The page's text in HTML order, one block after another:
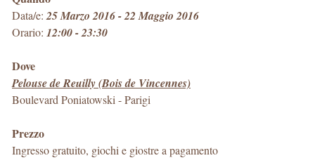
Data/e: 25 Marzo 2016 - 22 Maggio 2016
Orario: 12:00 - 23:30
Dove
Pelouse de Reuilly (Bois de Vincennes)
Boulevard Poniatowski -Parigi
Prezzo
Ingresso gratuito, giochi e giostre a pagamento